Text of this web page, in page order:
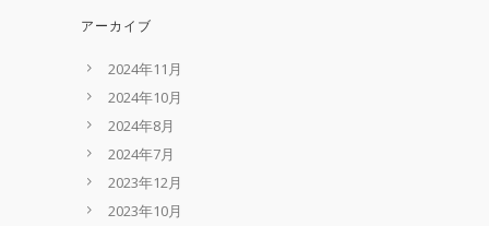
アーカイブ
2024年11月
2024年10月
2024年8月
2024年7月
2023年12月
2023年10月